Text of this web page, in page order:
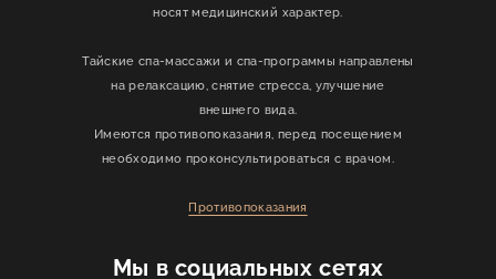
Мы в социальных сетях
носят медицинский характер.
Тайские спа-массажи и спа-программы направлены
на релаксацию, снятие стресса, улучшение
внешнего вида.
Имеются противопоказания, перед посещением
необходимо проконсультироваться с врачом.
Противопоказания